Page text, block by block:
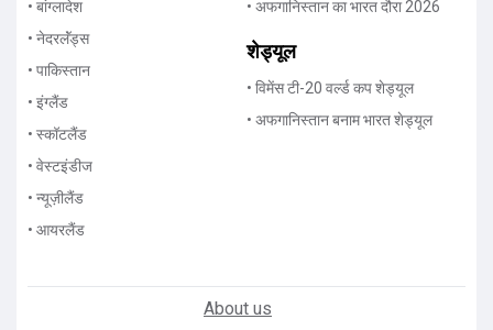
• बांग्लादेश
• नेदरलॅंड्स
• पाकिस्तान
• इंग्लैंड
• स्कॉटलैंड
• वेस्टइंडीज
• न्यूज़ीलैंड
• आयरलैंड
• अफगानिस्तान का भारत दौरा 2026
शेड्यूल
• विमेंस टी-20 वर्ल्ड कप शेड्यूल
• अफगानिस्तान बनाम भारत शेड्यूल
About us